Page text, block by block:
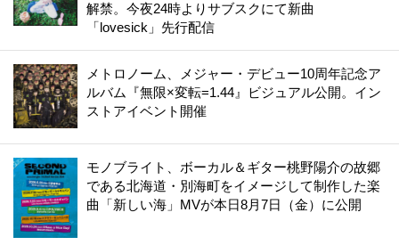
解禁。今夜24時よりサブスクにて新曲
「lovesick」先行配信
メトロノーム、メジャー・デビュー10周年記念ア
ルバム『無限×変転=1.44』ビジュアル公開。イン
ストアイベント開催
モノブライト、ボーカル＆ギター桃野陽介の故郷
である北海道・別海町をイメージして制作した楽
曲「新しい海」MVが本日8月7日（金）に公開